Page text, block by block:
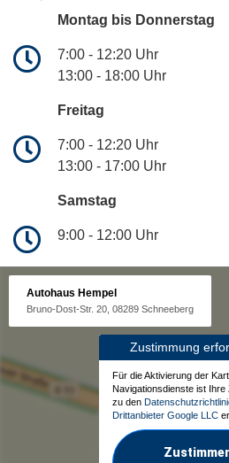
Montag bis Donnerstag
7:00 - 12:20 Uhr
13:00 - 18:00 Uhr
Freitag
7:00 - 12:20 Uhr
13:00 - 17:00 Uhr
Samstag
9:00 - 12:00 Uhr
Autohaus Hempel
Bruno-Dost-Str. 20, 08289 Schneeberg
Zustimmung
Für die Aktivierung der
Navigationsdienste ist Ihre
zu den
Drittanbieter Google LLC